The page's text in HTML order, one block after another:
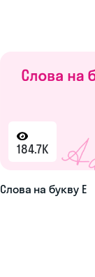
184.7K
Слова на букву Е